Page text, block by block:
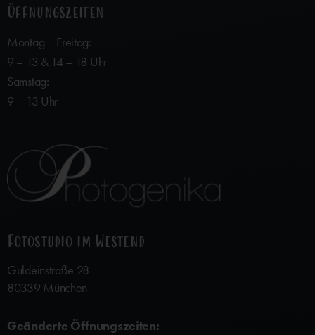
Öffnungszeiten
Montag – Freitag:
9 – 13 & 14 – 18 Uhr
Samstag:
9 – 13 Uhr
Fotostudio im Westend
Guldeinstraße 28
80339 München
Geänderte Öffnungszeiten: